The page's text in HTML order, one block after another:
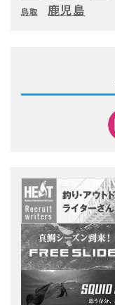
鳥取 鹿児島